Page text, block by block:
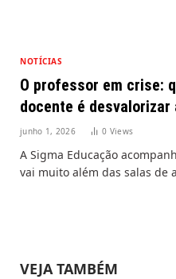
NOTÍCIAS
O professor em crise:
docente é desvalorizar
junho 1, 2026 0 Views
A Sigma Educação
vai muito além das salas de
VEJA TAMBÉM